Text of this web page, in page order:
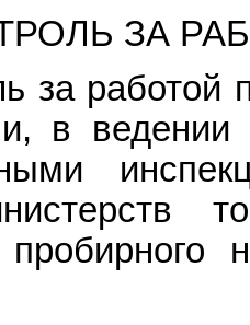
ЗА
за работой
в
пробирного